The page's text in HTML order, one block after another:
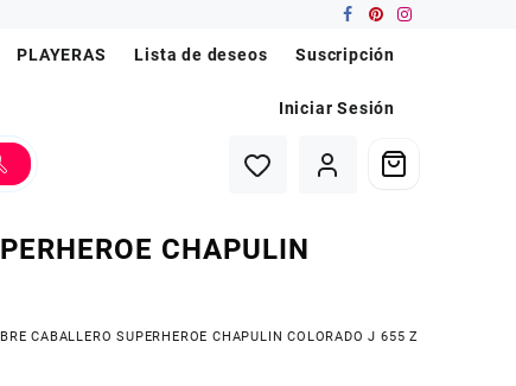
PLAYERAS Lista de deseos Suscripción
Iniciar Sesión
CHAPULIN
CABALLERO SUPERHEROE CHAPULIN COLORADO J 655 Z